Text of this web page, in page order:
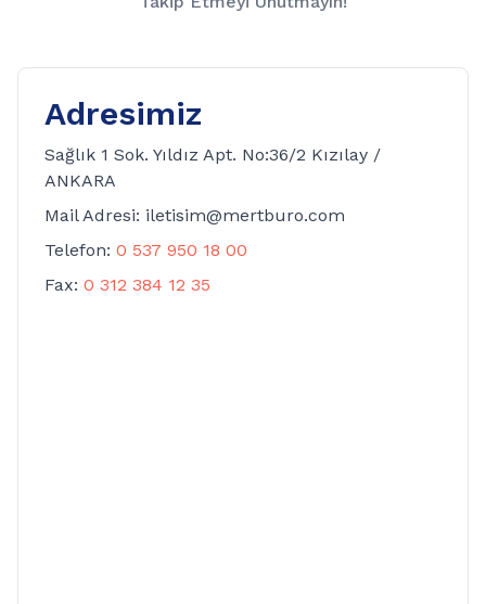
Adresimiz
Sağlık 1 Sok. Yıldız Apt. No:36/2 Kızılay /
ANKARA
Mail Adresi: iletisim@mertburo.com
Telefon: 0 537 950 18 00
Fax: 0 312 384 12 35